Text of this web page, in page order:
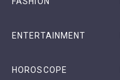
ENTERTAINMENT
HOROSCOPE